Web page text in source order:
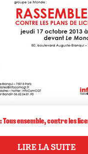
: Tous ensemble, contre les
LIRE LA SUITE